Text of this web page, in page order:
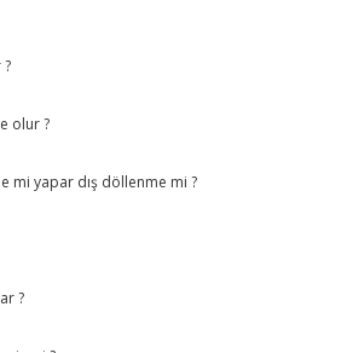
olur ?
mi yapar dış döllenme mi ?
?